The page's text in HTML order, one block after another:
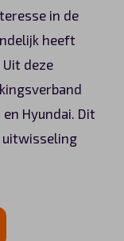
in de
heeft
deze
Hyundai. Dit
uitwisseling